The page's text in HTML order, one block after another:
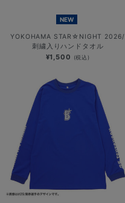
NEW
YOKOHAMA STAR☆NIGHT 2026/
刺繍入りハンドタオル
¥1,500 (税込)